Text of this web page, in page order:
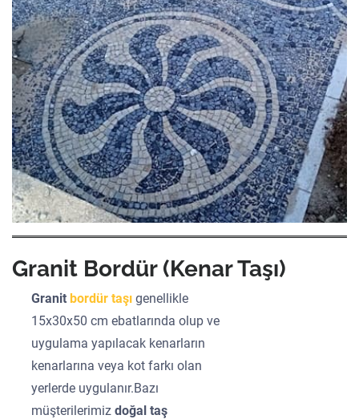
Granit Bordür (Kenar Taşı)
Granitbordür taşı genellikle
15x30x50 cm ebatlarında olup ve
uygulama yapılacak kenarların
kenarlarına veya kot farkı olan
yerlerde uygulanır.Bazı
müşterilerimizdoğal taş